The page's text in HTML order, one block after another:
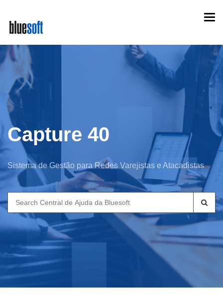
main
content
Capture 40
Sistema de Gestão para Redes Varejistas e Atacadistas
Search
for: